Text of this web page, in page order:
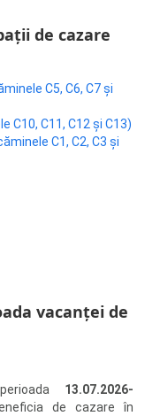
de cazare
C5, C6, C7 și
C10, C11, C12 și C13)
C1, C2, C3 și
vacanței de
13.07.2026-
de cazare în